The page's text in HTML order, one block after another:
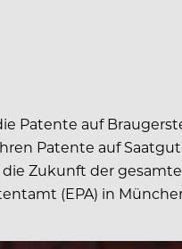
Patente auf
Patente auf
die Zukunft der
(EPA) in